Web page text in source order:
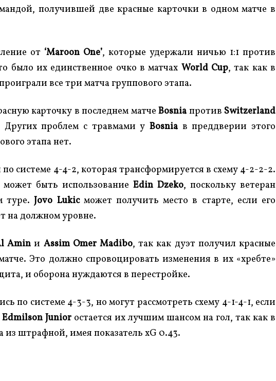
получившей две красные карточки в одном матче в
от ‘Maroon One’, которые удержали ничью 1:1 против
было их единственное очко в матчах World Cup, так как в
все три матча группового этапа.
карточку в последнем матчеBosnia против Switzerland
проблем с травмами у Bosnia в преддверии этого
этапа нет.
системе 4-4-2, которая трансформируется в схему 4-2-2-2.
быть использование Edin Dzeko, поскольку ветеран
туре.Jovo Lukicможет получить место в старте, если его
на должном уровне.
Amin и Assim Omer Madibo, так как дуэт получил красные
Это должно спровоцировать изменения в их «хребте»
и оборона нуждаются в перестройке.
по системе 4-3-3, но могут рассмотреть схему 4-1-4-1, если
Edmilson Junior остается их лучшим шансом на гол, так как в
из штрафной, имея показатель xG 0.43.